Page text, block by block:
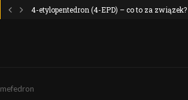
4-etylopentedron (4-EPD) – co to za związek?
mefedron